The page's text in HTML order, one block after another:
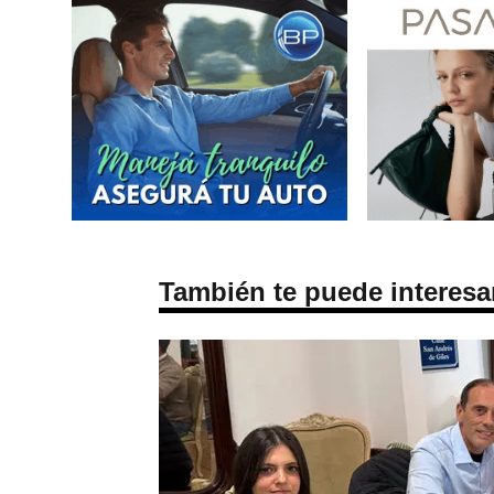
También te puede